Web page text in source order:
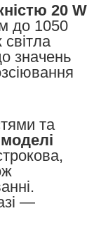
20 W
до 1050
світла
значень
та
моделі
—